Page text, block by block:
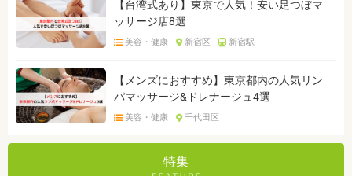
【台湾式あり】東京で人気！安い足つぼマ
ッサージ店8選
美容・健康 新宿区 新宿駅
【メンズにおすすめ】東京都内の人気リン
パマッサージ&ドレナージュ4選
美容・健康 千代田区
特集